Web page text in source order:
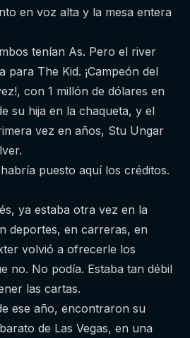
en voz alta y la mesa entera
tenían As. Pero el river
para The Kid. ¡Campeón del
con 1 millón de dólares en
su hija en la chaqueta, y el
vez en años, Stu Ungar
puesto aquí los créditos.
ya estaba otra vez en la
deportes, en carreras, en
volvió a ofrecerle los
no. No podía. Estaba tan débil
las cartas.
ese año, encontraron su
de Las Vegas, en una